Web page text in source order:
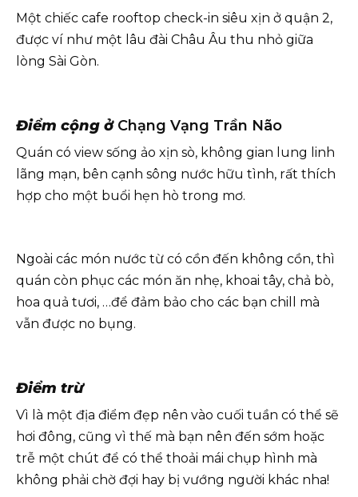
Một chiếc cafe rooftop check-in siêu xịn ở quận 2,
được ví như một lâu đài Châu Âu thu nhỏ giữa
lòng Sài Gòn.
Điểm cộng ở Chạng Vạng Trần Não
Quán có view sống ảo xịn sò, không gian lung linh
lãng mạn, bên cạnh sông nước hữu tình, rất thích
hợp cho một buổi hẹn hò trong mơ.
Ngoài các món nước từ có cồn đến không cồn, thì
quán còn phục các món ăn nhẹ, khoai tây, chả bò,
hoa quả tươi, …để đảm bảo cho các bạn chill mà
vẫn được no bụng.
Điểm trừ
Vì là một địa điểm đẹp nên vào cuối tuần có thể sẽ
hơi đông, cũng vì thế mà bạn nên đến sớm hoặc
trễ một chút để có thể thoải mái chụp hình mà
không phải chờ đợi hay bị vướng người khác nha!